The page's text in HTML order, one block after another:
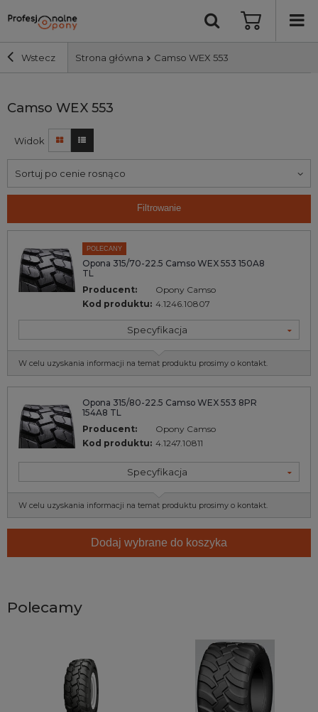
Wstecz Strona główna Camso WEX 553
Szerokość i profil
Średnica
Producent
Nośność
Wyszukaj
Camso WEX 553
Widok
Sortuj po cenie rosnąco
Filtrowanie
POLECANY
Opona 315/70-22.5 Camso WEX 553 150A8
TL
Producent:
Opony Camso
Kod produktu: 4.1246.10807
Specyfikacja
W celu uzyskania informacji na temat produktu prosimy o kontakt.
Opona 315/80-22.5 Camso WEX 553 8PR
154A8 TL
Producent:
Opony Camso
Kod produktu: 4.1247.10811
Specyfikacja
W celu uzyskania informacji na temat produktu prosimy o kontakt.
Dodaj wybrane do koszyka
Polecamy